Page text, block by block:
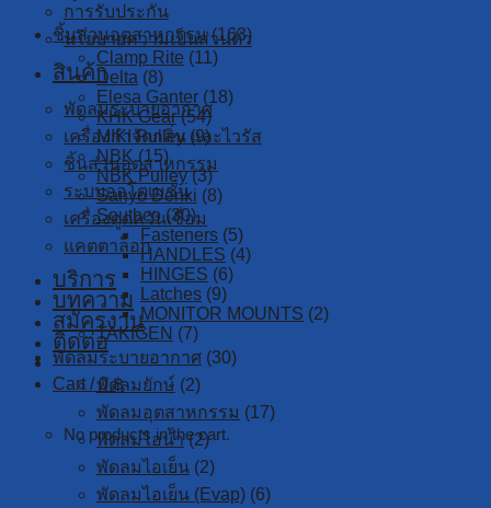
การรับประกัน
นโยบายความเป็นส่วนตัว
สินค้า
พัดลมระบายอากาศ
เครื่องกำจัดกลิ่น และไวรัส
ชิ้นส่วนอุตสาหกรรม
ระบบออโตเมชั่น
เครื่องดูดควันเชื่อม
แคตตาล็อก
บริการ
บทความ
สมัครงาน
ติดต่อ
Cart /0฿
No products in the cart.
ชิ้นส่วนอุตสาหกรรม (163)
Clamp Rite (11)
Delta (8)
Elesa Ganter (18)
KHK Gear (54)
MIKI Pulley (9)
NBK (15)
NBK Pulley (3)
Sanyo Denki (8)
Southco (30)
Fasteners (5)
HANDLES (4)
HINGES (6)
Latches (9)
MONITOR MOUNTS (2)
TAKIGEN (7)
พัดลมระบายอากาศ (30)
พัดลมยักษ์ (2)
พัดลมอุตสาหกรรม (17)
พัดลมไอน้ำ (2)
พัดลมไอเย็น (2)
พัดลมไอเย็น (Evap) (6)